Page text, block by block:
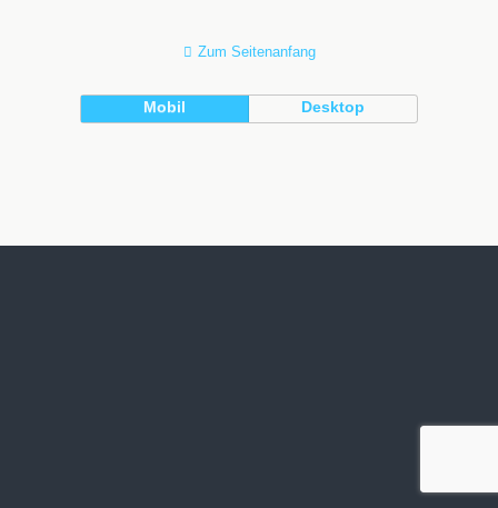
Zum Seitenanfang
Mobil Desktop